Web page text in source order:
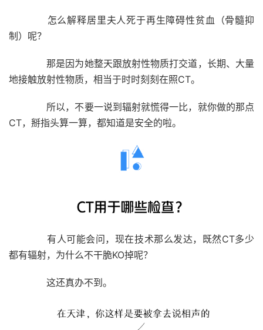
怎么解释居里夫人死于再生障碍性贫血 （骨髓抑
制） 呢？
那是因为她整天跟放射性物质打交道，长期、大量
地接触放射性物质， 相当于时时刻刻在照CT。
所以，不要一说到辐射就慌得一比，就你做的那点
CT，掰指头算一算，都知道是安全的啦。
有人可能会问，现在技术那么发达，既然CT多少
都有辐射，为什么不干脆KO掉呢？
这还真办不到。